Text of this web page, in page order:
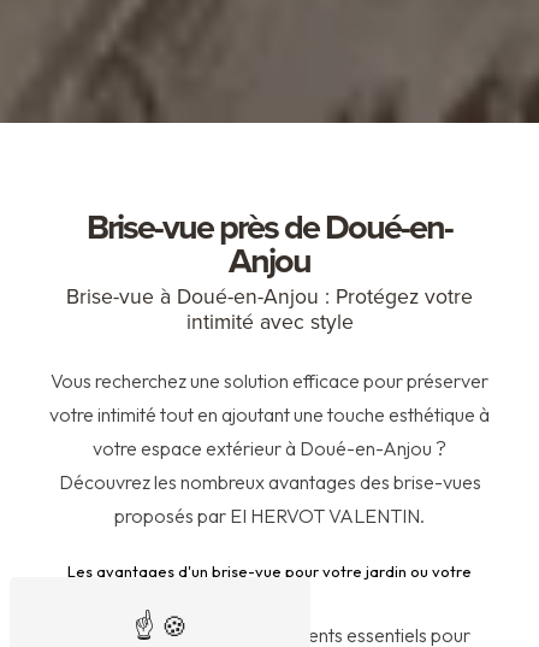
Brise-vue près de Doué-en-
Anjou
Brise-vue à Doué-en-Anjou : Protégez votre
intimité avec style
Vous recherchez une solution efficace pour préserver
votre intimité tout en ajoutant une touche esthétique à
votre espace extérieur à Doué-en-Anjou ?
Découvrez les nombreux avantages des brise-vues
proposés par EI HERVOT VALENTIN.
Les avantages d'un brise-vue pour votre jardin ou votre
Les brise-vues sont des éléments essentiels pour